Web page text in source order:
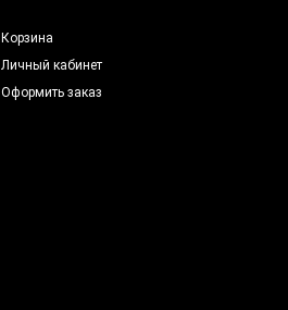
Корзина
Личный кабинет
Оформить заказ